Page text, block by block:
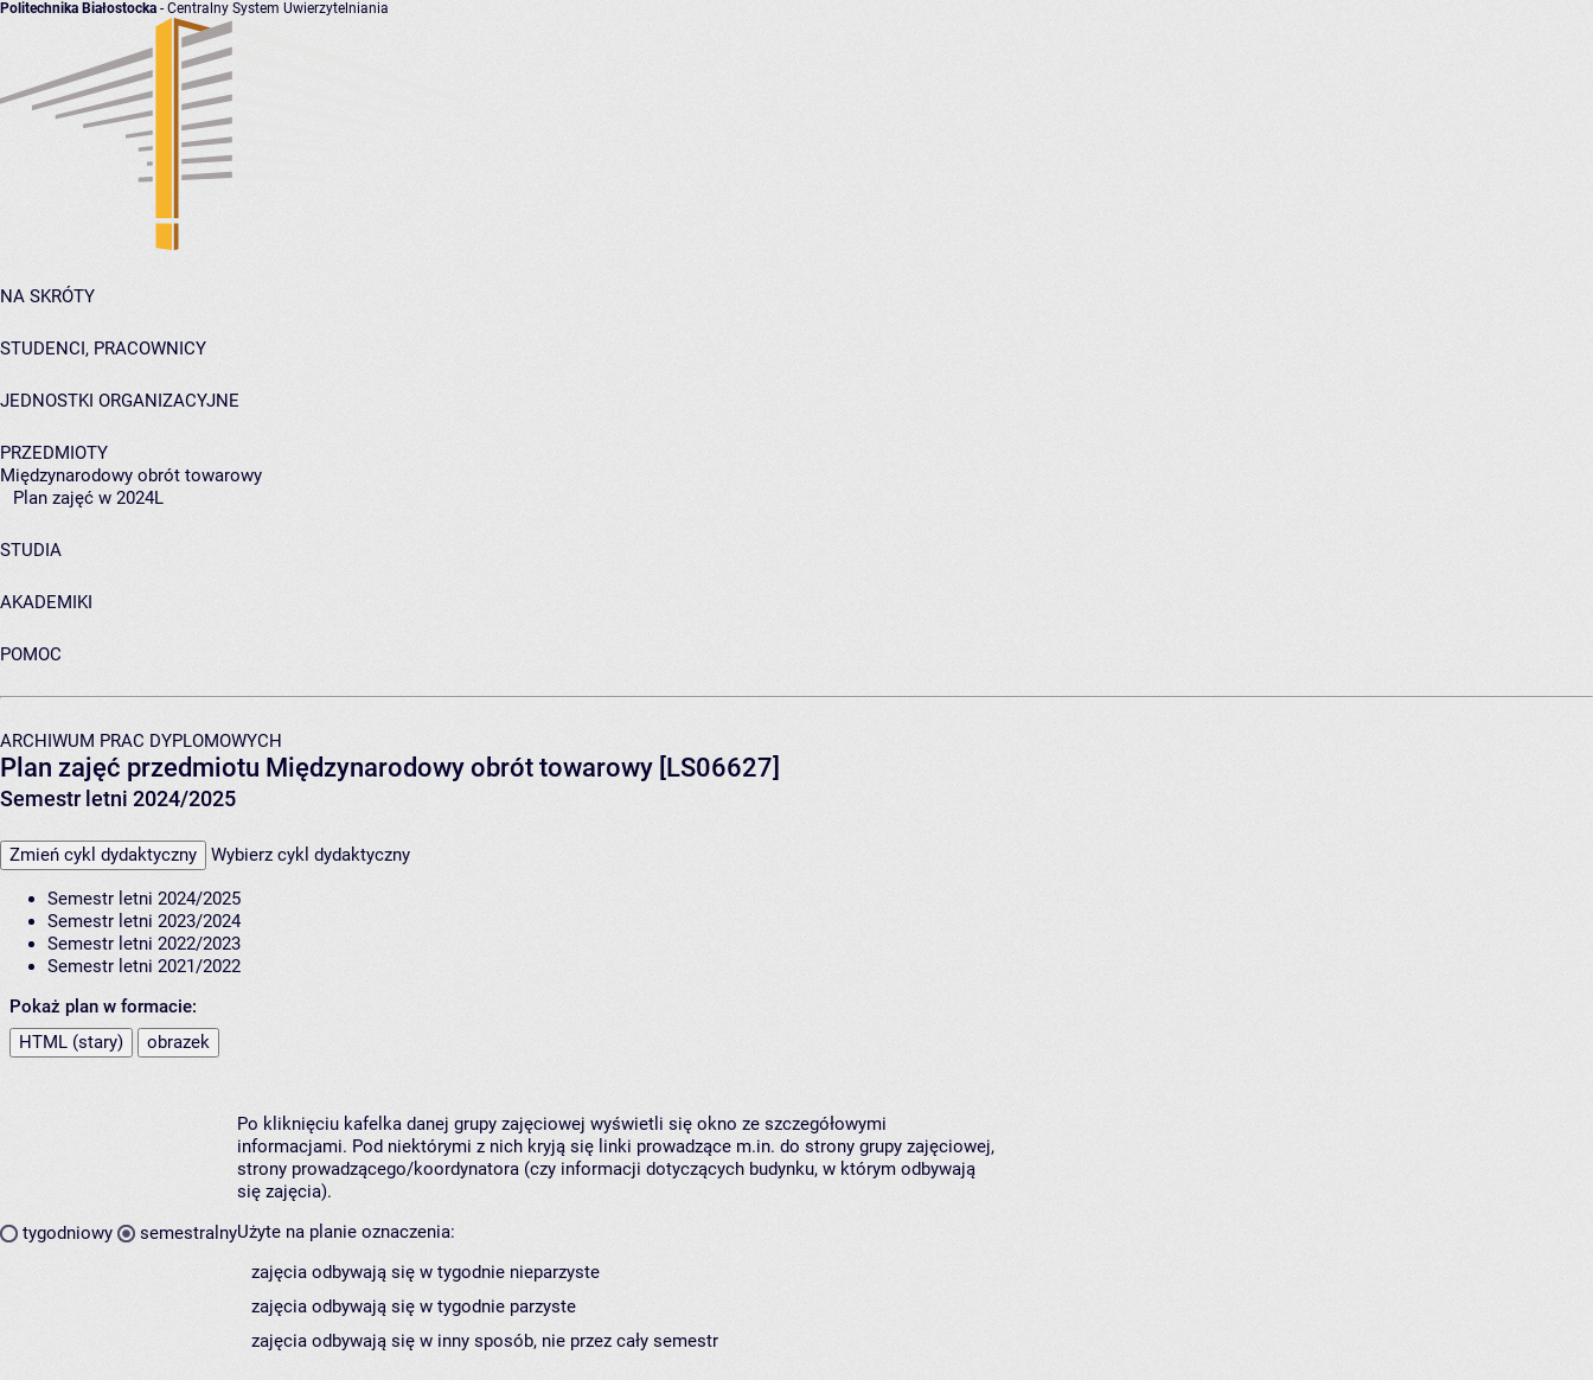
Politechnika Białostocka - Centralny System Uwierzytelniania
NA SKRÓTY
STUDENCI, PRACOWNICY
JEDNOSTKI ORGANIZACYJNE
PRZEDMIOTY
Międzynarodowy obrót towarowy
Plan zajęć w 2024L
STUDIA
AKADEMIKI
POMOC
ARCHIWUM PRAC DYPLOMOWYCH
Plan zajęć przedmiotu Międzynarodowy obrót towarowy [LS06627]
Semestr letni 2024/2025
Zmień cykl dydaktyczny Wybierz cykl dydaktyczny
Semestr letni 2024/2025
Semestr letni 2023/2024
Semestr letni 2022/2023
Semestr letni 2021/2022
Pokaż plan w formacie:
HTML (stary)
obrazek
tygodniowy semestralny
Po kliknięciu kafelka danej grupy zajęciowej wyświetli się okno ze szczegółowymi
informacjami. Pod niektórymi z nich kryją się linki prowadzące m.in. do strony grupy zajęciowej,
strony prowadzącego/koordynatora (czy informacji dotyczących budynku, w którym odbywają
się zajęcia).
Użyte na planie oznaczenia:
zajęcia odbywają się w tygodnie nieparzyste
zajęcia odbywają się w tygodnie parzyste
zajęcia odbywają się w inny sposób, nie przez cały semestr